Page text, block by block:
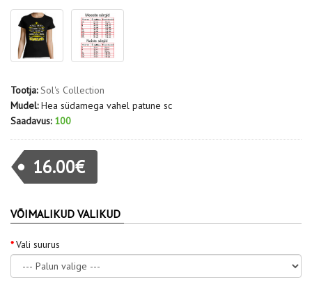
Tootja: Sol's Collection
Mudel: Hea südamega vahel patune sc
Saadavus: 100
16.00€
VÕIMALIKUD VALIKUD
Vali suurus